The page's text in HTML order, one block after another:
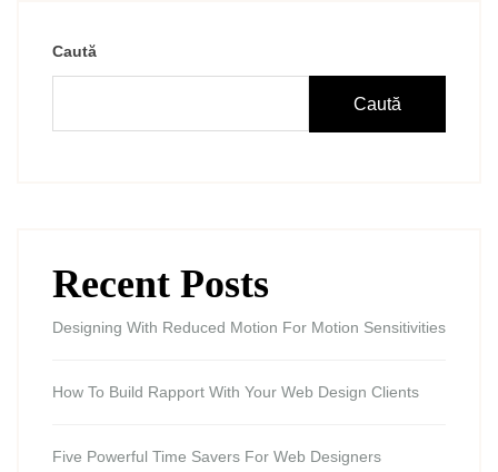
Caută
Caută
Recent Posts
Designing With Reduced Motion For Motion Sensitivities
How To Build Rapport With Your Web Design Clients
Five Powerful Time Savers For Web Designers